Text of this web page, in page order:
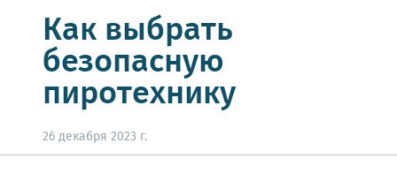
Как выбрать
безопасную
пиротехнику
26 декабря 2023 г.